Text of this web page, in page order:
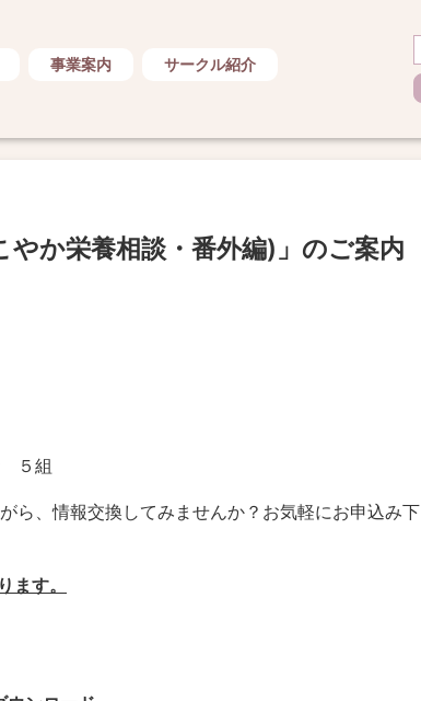
事業案内 サークル紹介
か栄養相談・番外編)」のご案内
５組
ら、情報交換してみませんか？お気軽にお申込み下
ます。